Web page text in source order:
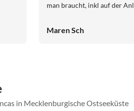
man braucht, inkl auf der
ihrer Nische genommen
Maren Sch
in Mecklenburgische Ostseeküste